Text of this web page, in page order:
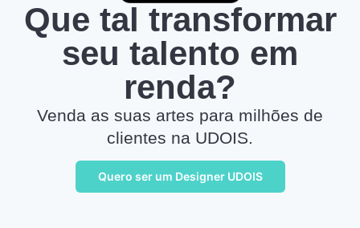
Que tal transformar
seu talento em
renda?
Venda as suas artes para milhões de
clientes na UDOIS.
Quero ser um Designer UDOIS